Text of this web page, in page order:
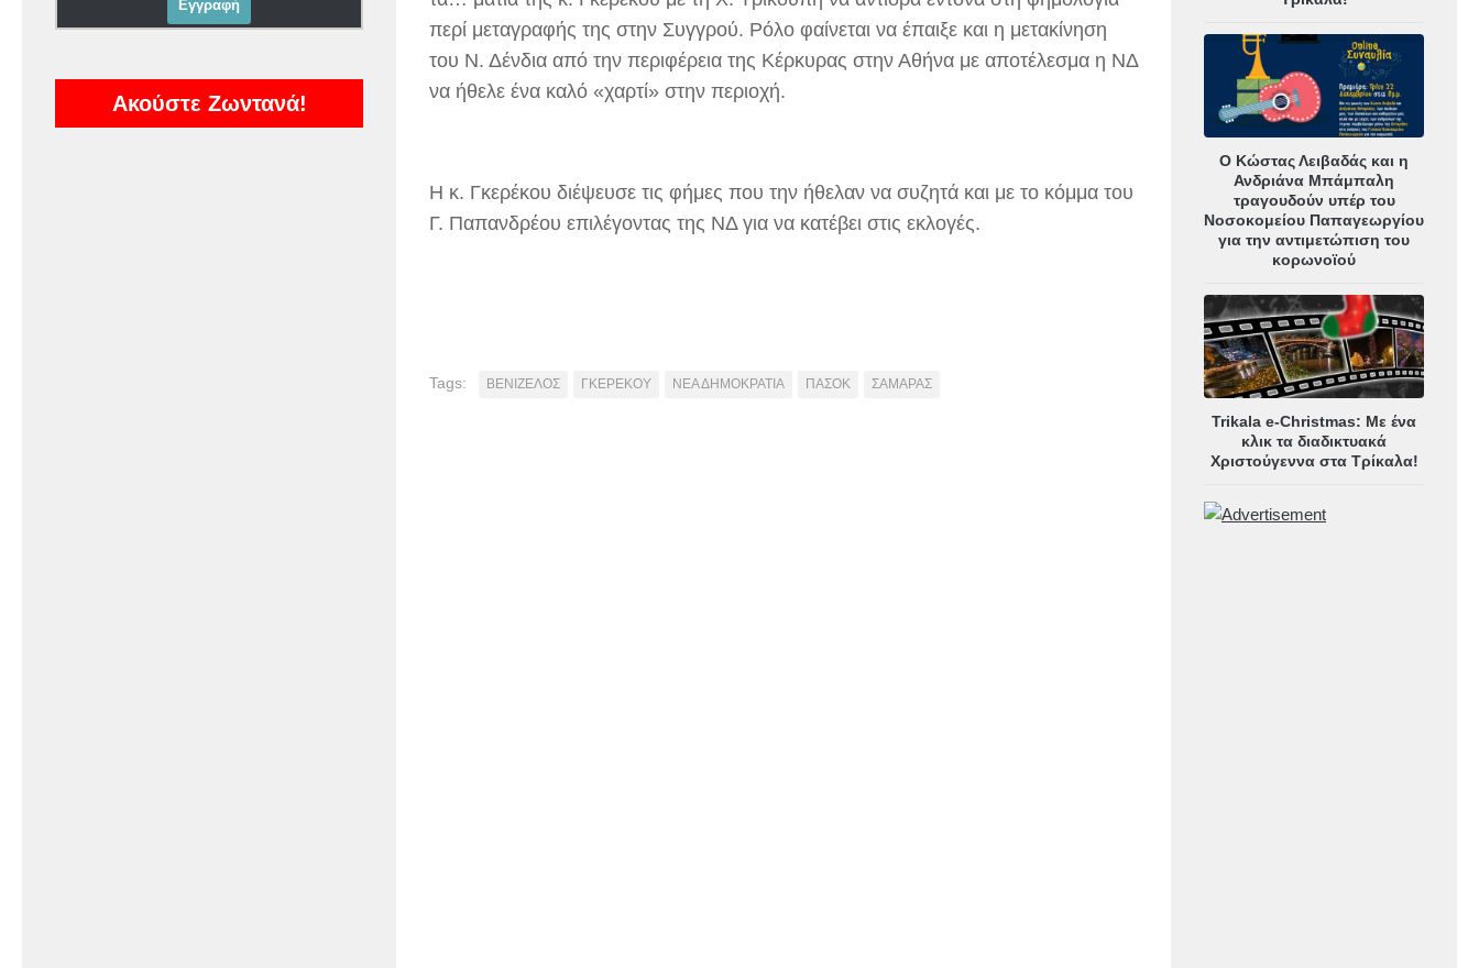
περί μεταγραφής της στην Συγγρού. Ρόλο φαίνεται να έπαιξε και η μετακίνηση
του Ν. Δένδια από την περιφέρεια της Κέρκυρας στην Αθήνα με αποτέλεσμα η ΝΔ
να ήθελε ένα καλό «χαρτί» στην περιοχή.
Η κ. Γκερέκου διέψευσε τις φήμες που την ήθελαν να συζητά και με το κόμμα του
Γ. Παπανδρέου επιλέγοντας της ΝΔ για να κατέβει στις εκλογές.
Tags: ΒΕΝΙΖΕΛΟΣ ΓΚΕΡΕΚΟΥ ΝΕΑ ΔΗΜΟΚΡΑΤΙΑ ΠΑΣΟΚ ΣΑΜΑΡΑΣ
Ακούστε Ζωντανά!
Ο Κώστας Λειβαδάς και η
Ανδριάνα Μπάμπαλη
τραγουδούν υπέρ του
Νοσοκομείου Παπαγεωργίου
για την αντιμετώπιση του
κορωνοϊού
Trikala e-Christmas: Με ένα
κλικ τα διαδικτυακά
Χριστούγεννα στα Τρίκαλα!